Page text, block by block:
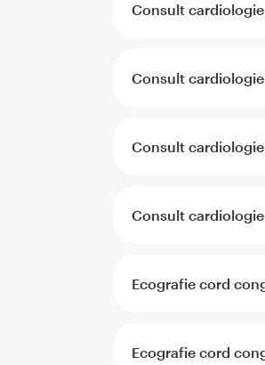
Consult cardiologie
Consult
Consult
Consult
Ecografie cord
Ecografie cord